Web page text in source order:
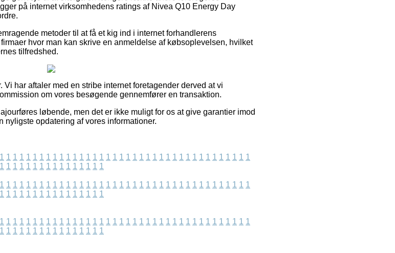
på internet virksomhedens ratings af Nivea Q10 Energy Day
metoder til at få et kig ind i internet forhandlerens
hvor man kan skrive en anmeldelse af købsoplevelsen, hvilket
tilfredshed.
har aftaler med en stribe internet foretagender derved at vi
om vores besøgende gennemfører en transaktion.
løbende, men det er ikke muligt for os at give garantier imod
nyligste opdatering af vores informationer.
1 1 1 1 1 1 1 1 1 1 1 1 1 1 1 1 1 1 1 1 1 1 1 1 1 1 1 1 1 1 1 1 1 1 1 1 1 1
1 1 1 1 1 1 1 1 1 1 1 1 1 1 1 1
1 1 1 1 1 1 1 1 1 1 1 1 1 1 1 1 1 1 1 1 1 1 1 1 1 1 1 1 1 1 1 1 1 1 1 1 1 1
1 1 1 1 1 1 1 1 1 1 1 1 1 1 1 1
1 1 1 1 1 1 1 1 1 1 1 1 1 1 1 1 1 1 1 1 1 1 1 1 1 1 1 1 1 1 1 1 1 1 1 1 1 1
1 1 1 1 1 1 1 1 1 1 1 1 1 1 1 1